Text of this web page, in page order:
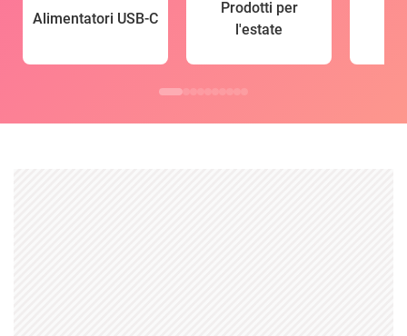
Alimentatori USB-C
Prodotti per
l'estate